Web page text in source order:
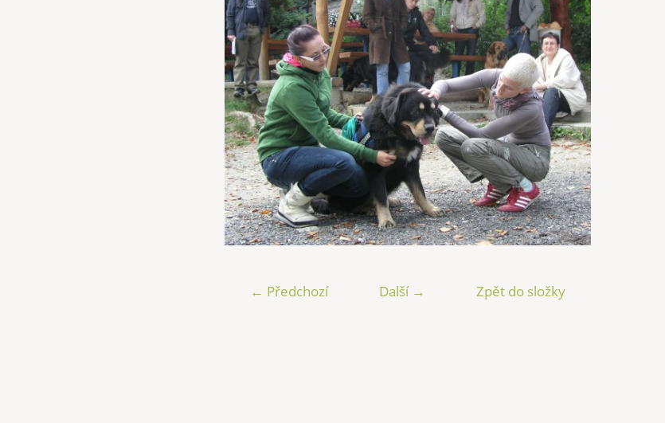
← Předchozí Další → Zpět do složky